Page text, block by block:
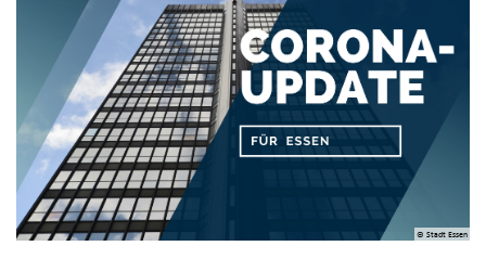
© Stadt Essen